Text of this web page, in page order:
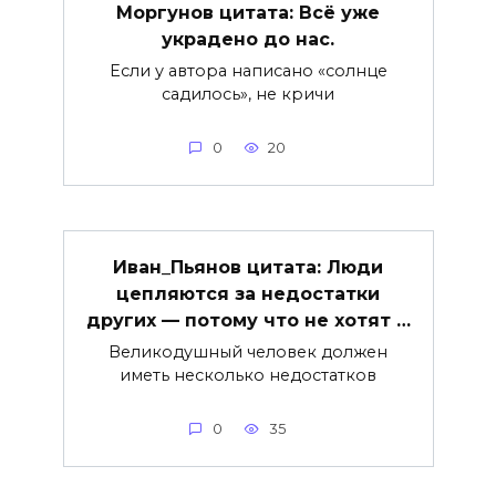
Моргунов цитата: Всё уже
украдено до нас.
Если у автора написано «солнце
садилось», не кричи
0 20
Иван_Пьянов цитата: Люди
цепляются за недостатки
других — потому что не хотят …
Великодушный человек должен
иметь несколько недостатков
0 35